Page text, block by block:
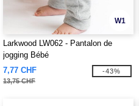
W1
Larkwood LW062 - Pantalon de
jogging Bébé
7,77 CHF
13,75 CHF
-43%